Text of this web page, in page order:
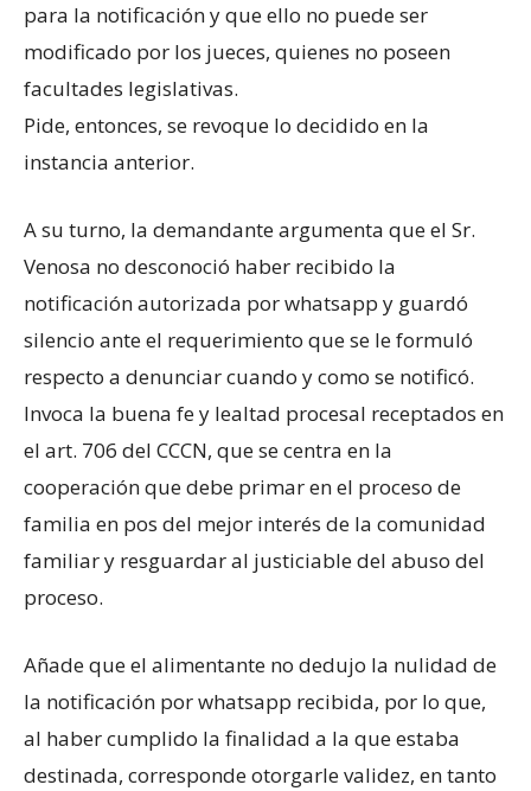
para la notificación y que ello no puede ser
modificado por los jueces, quienes no poseen
facultades legislativas.
Pide, entonces, se revoque lo decidido en la
instancia anterior.
A su turno, la demandante argumenta que el Sr.
Venosa no desconoció haber recibido la
notificación autorizada por whatsapp y guardó
silencio ante el requerimiento que se le formuló
respecto a denunciar cuando y como se notificó.
Invoca la buena fe y lealtad procesal receptados en
el art. 706 del CCCN, que se centra en la
cooperación que debe primar en el proceso de
familia en pos del mejor interés de la comunidad
familiar y resguardar al justiciable del abuso del
proceso.
Añade que el alimentante no dedujo la nulidad de
la notificación por whatsapp recibida, por lo que,
al haber cumplido la finalidad a la que estaba
destinada, corresponde otorgarle validez, en tanto